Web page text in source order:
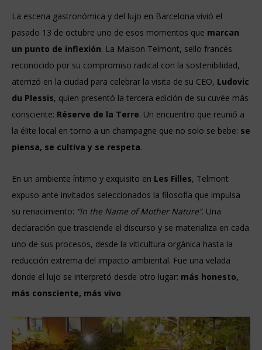
La escena gastronómica y del lujo en Barcelona vivió el
pasado 13 de octubre uno de esos momentos que marcan
un punto de inflexión. La Maison Telmont, sello francés
reconocido por su compromiso radical con la sostenibilidad,
aterrizó en la ciudad para celebrar la visita de su CEO, Ludovic
du Plessis, quien presentó la tercera edición de su cuvée más
consciente: Réserve de la Terre. Un encuentro que reunió a
la élite local en torno a un champagne que no solo se bebe: se
piensa, se cultiva y se respeta.
En un ambiente íntimo y exquisito en Les Filles, Telmont
expuso ante invitados seleccionados la filosofía que impulsa
su renacimiento: “In the Name of Mother Nature”. Una
declaración que trasciende el discurso y se materializa en cada
uno de sus procesos, desde la viticultura orgánica hasta la
reducción extrema del impacto ambiental. Fue una velada
donde el lujo se interpretó desde otro lugar: más honesto,
más consciente, más vivo.